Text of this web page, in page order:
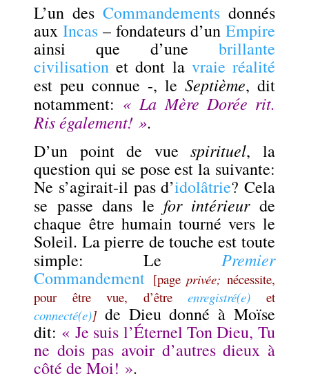
L’un des Commandementsdonnés
auxIncas – fondateurs d’un Empire
ainsi que d’une brillante
civilisation et dont la vraie réalité
est peu connue -, le Septième, dit
notamment: « La Mère Dorée rit.
Ris également! ».
D’un point de vuespirituel, la
question qui se pose est la suivante:
Ne s’agirait-il pas d’idolâtrie? Cela
se passe dans le for intérieurde
chaque être humain tourné vers le
Soleil. La pierre de touche est toute
simple: Le Premier
Commandement [pageprivée; nécessite,
pour être vue, d’être
enregistré(e)
et
connecté(e)] de Dieu donné à Moïse
dit: « Je suis l’Éternel Ton Dieu, Tu
ne dois pas avoir d’autres dieux à
côté de Moi! ».